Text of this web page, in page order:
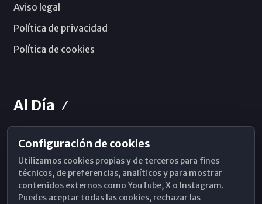
Aviso legal
Política de privacidad
Política de cookies
Al Día
Horarios de Misa
Hemeroteca
WhatsApp
Configuración de cookies
Utilizamos cookies propias y de terceros para fines
técnicos, de preferencias, analíticos y para mostrar
contenidos externos como YouTube, X o Instagram.
Puedes aceptar todas las cookies, rechazar las